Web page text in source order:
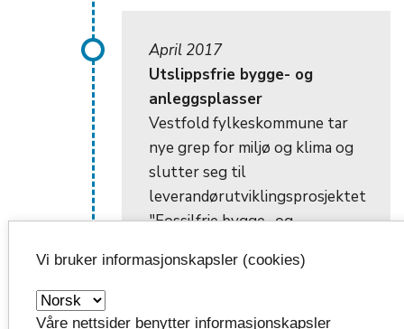
April 2017
Utslippsfrie bygge- og
anleggsplasser
Vestfold fylkeskommune tar
nye grep for miljø og klima og
slutter seg til
leverandørutviklingsprosjektet
"Fossilfrie bygge- og
byggtørke/oppvarming i
Vi bruker informasjonskapsler (cookies)
Våre nettsider benytter informasjonskapsler